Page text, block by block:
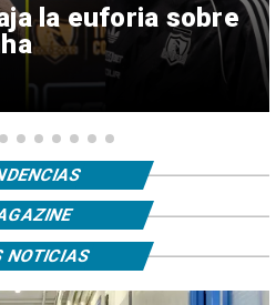
la euforia sobre
NOTICIAS